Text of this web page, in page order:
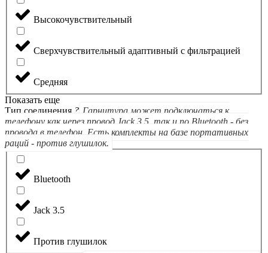
Высокочувствительный
Сверхчувствительный адаптивный с фильтрацией
Средняя
Показать еще
Тип соединения ? Гарнитура может подключаться к
телефону как через провод Jack 3.5, так и по Bluetooth - без
провода в телефон. Есть комплекты на базе портативных
раций - против глушилок.
Bluetooth
Jack 3.5
Против глушилок